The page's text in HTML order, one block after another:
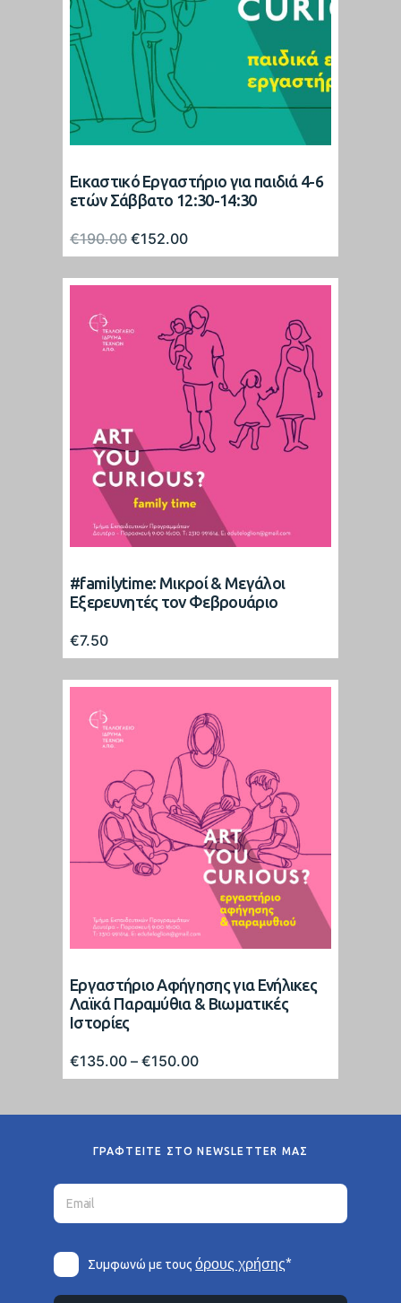
Εικαστικό Εργαστήριο για παιδιά 4-6
ετών Σάββατο 12:30-14:30
€190.00 Original
price
was:
€152.00Η
τρέχουσα
τιμή
είναι:
€152.00.
#familytime: Μικροί & Μεγάλοι
Εξερευνητές τον Φεβρουάριο
€7.50
Εργαστήριο Αφήγησης για Ενήλικες
Λαϊκά Παραμύθια & Βιωματικές
Ιστορίες
€135.00 – €150.00Price
range:
€150.00
ΓΡΑΦΤΕΙΤΕ ΣΤΟ NEWSLETTER ΜΑΣ
Συμφωνώ με τουςόρους χρήσης*